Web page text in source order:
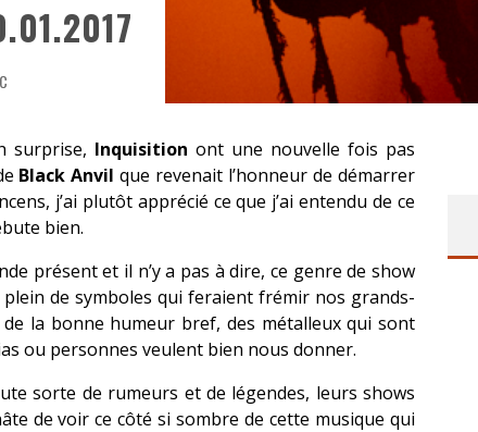
surprise, Inquisition ont une nouvelle fois pas
Black Anvil que revenait l’honneur de démarrer
j’ai plutôt apprécié ce que j’ai entendu de ce
bien.
présent et il n’y a pas à dire, ce genre de show
de symboles qui feraient frémir nos grands-
la bonne humeur bref, des métalleux qui sont
ou personnes veulent bien nous donner.
sorte de rumeurs et de légendes, leurs shows
de voir ce côté si sombre de cette musique qui